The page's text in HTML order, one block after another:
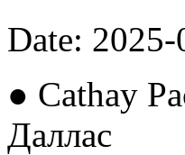
Date:
● Cathay
Даллас